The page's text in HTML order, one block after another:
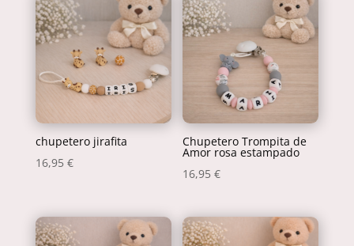
chupetero jirafita
16,95 €
Chupetero Trompita de
Amor rosa estampado
16,95€